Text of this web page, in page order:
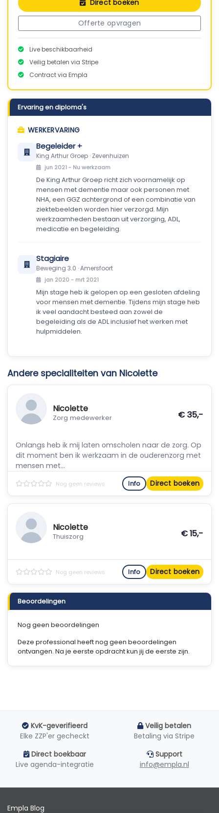
Direct boeken
Offerte opvragen
Live beschikbaarheid
Veilig betalen via Stripe
Contract via Empla
Ervaring en diploma's
WERKERVARING
Begeleider +
King Arthur Groep · Zevenhuizen
jun 2021 - Nu werkzaam
De King Arthur Groep richt zich voornamelijk op
mensen met dementie maar ook personen met
NHA, een GGZ achtergrond of een combinatie van
ziektebeelden worden hier verzorgd. Mijn
werkzaamheden bestaan uit verzorging, ADL,
medicatie en begeleiding.
Stagiaire
Beweging 3.0 · Amersfoort
jan 2020 - mrt 2021
Mijn stage heb ik gelopen op een gesloten afdeling
voor mensen met dementie. Tijdens mijn stage heb
ik veel aandacht besteed aan zowel de
begeleiding als de ADL inclusief het werken met
hulpmiddelen.
Andere specialiteiten van Nicolette
Nicolette
Zorg medewerker € 35,-
Onlangs heb ik mij laten omscholen naar de zorg. Op
dit moment ben ik werkzaam in de ouderenzorg met
mensen met...
Nog geen reviews Info Direct boeken
Nicolette
Thuiszorg € 15,-
Nog geen reviews Info Direct boeken
Beoordelingen
Nog geen beoordelingen
Deze professional heeft nog geen beoordelingen
ontvangen. Na je eerste opdracht kun jij de eerste zijn.
KvK-geverifieerd
Elke ZZP'er gecheckt
Veilig betalen
Betaling via Stripe
Direct boekbaar
Live agenda-integratie
Support
info@empla.nl
Empla Blog